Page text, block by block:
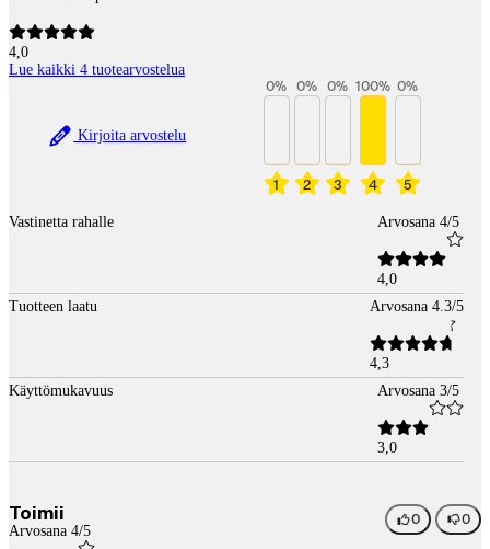
4,0
Lue kaikki 4 tuotearvostelua
Kirjoita arvostelu
1
0%
2
0%
3
0%
4
100%
5
0%
Vastinetta rahalle Arvosana 4/5
4,0
Tuotteen laatu
Arvosana 4.3/5
4,3
Käyttömukavuus
Arvosana 3/5
3,0
Toimii
Arvosana 4/5
0 0